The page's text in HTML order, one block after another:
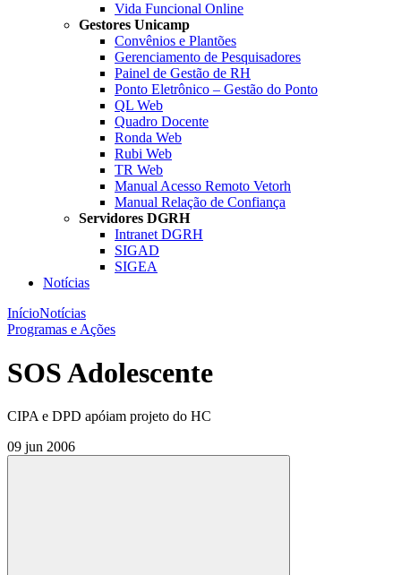
Vida Funcional Online
Gestores Unicamp
Convênios e Plantões
Gerenciamento de Pesquisadores
Painel de Gestão de RH
Ponto Eletrônico – Gestão do Ponto
QL Web
Quadro Docente
Ronda Web
Rubi Web
TR Web
Manual Acesso Remoto Vetorh
Manual Relação de Confiança
Servidores DGRH
Intranet DGRH
SIGAD
SIGEA
Notícias
InícioNotícias
Programas e Ações
SOS Adolescente
CIPA e DPD apóiam projeto do HC
09 jun 2006